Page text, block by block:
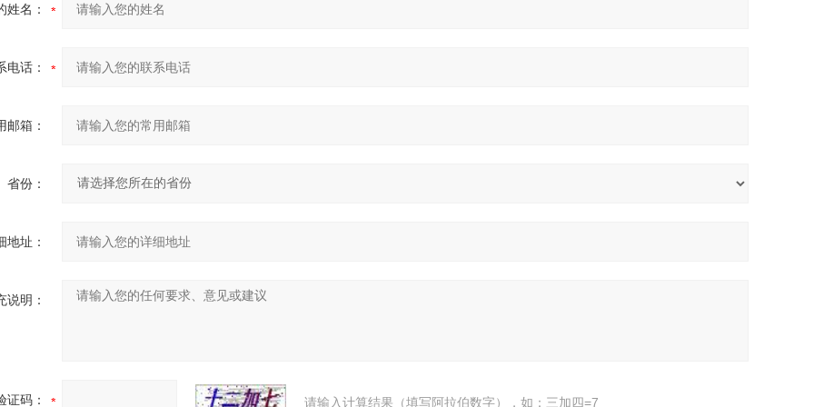
姓名：
电话：
邮箱：
省份：
地址：
说明：
证码： 请输入计算结果（填写阿拉伯数字），如：三加四=7